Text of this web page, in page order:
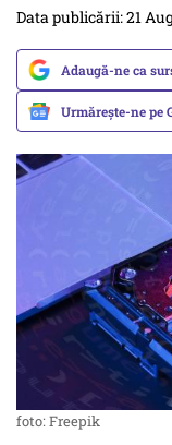
Data publicării: 21
Adaugă-ne ca
Urmărește-ne pe
foto: Freepik